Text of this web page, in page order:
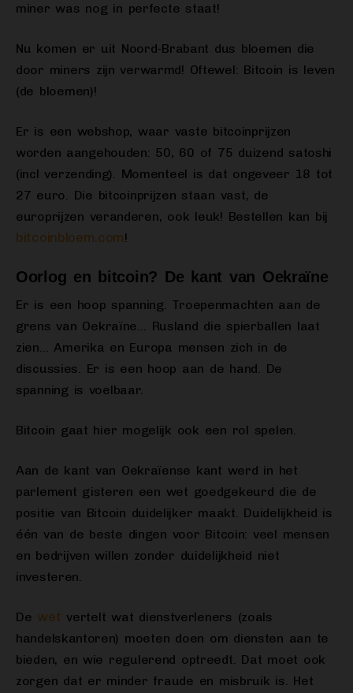
miner was nog in perfecte staat!
Nu komen er uit Noord-Brabant dus bloemen die
door miners zijn verwarmd! Oftewel: Bitcoin is leven
(de bloemen)!
Er is een webshop, waar vaste bitcoinprijzen
worden aangehouden: 50, 60 of 75 duizend satoshi
(incl verzending). Momenteel is dat ongeveer 18 tot
27 euro. Die bitcoinprijzen staan vast, de
europrijzen veranderen, ook leuk! Bestellen kan bij
bitcoinbloem.com!
Oorlog en bitcoin? De kant van Oekraïne
Er is een hoop spanning. Troepenmachten aan de
grens van Oekraïne… Rusland die spierballen laat
zien… Amerika en Europa mensen zich in de
discussies. Er is een hoop aan de hand. De
spanning is voelbaar.
Bitcoin gaat hier mogelijk ook een rol spelen.
Aan de kant van Oekraïense kant werd in het
parlement gisteren een wet goedgekeurd die de
positie van Bitcoin duidelijker maakt. Duidelijkheid is
één van de beste dingen voor Bitcoin: veel mensen
en bedrijven willen zonder duidelijkheid niet
investeren.
De wet vertelt wat dienstverleners (zoals
handelskantoren) moeten doen om diensten aan te
bieden, en wie regulerend optreedt. Dat moet ook
zorgen dat er minder fraude en misbruik is. Het